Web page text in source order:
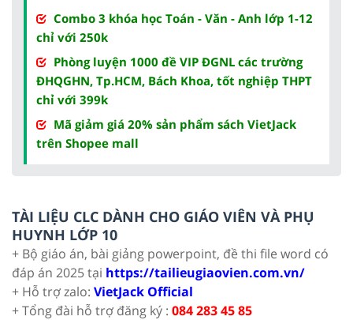
Combo 3 khóa học Toán - Văn - Anh lớp 1-12
chỉ với 250k
Phòng luyện 1000 đề VIP ĐGNL các trường
ĐHQGHN, Tp.HCM, Bách Khoa, tốt nghiệp THPT
chỉ với 399k
Mã giảm giá 20% sản phẩm sách VietJack
trên Shopee mall
TÀI LIỆU CLC DÀNH CHO GIÁO VIÊN VÀ PHỤ
HUYNH LỚP 10
+ Bộ giáo án, bài giảng powerpoint, đề thi file word có
đáp án 2025 tại https://tailieugiaovien.com.vn/
+ Hỗ trợ zalo: VietJack Official
+ Tổng đài hỗ trợ đăng ký : 084 283 45 85